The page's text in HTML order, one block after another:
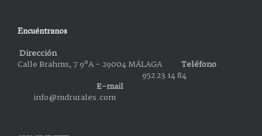
Encuéntranos
Dirección
Calle Brahms, 7 9ºA – 29004 MÁLAGA Teléfono
952 23 14 84
E-mail
info@mdrurales.com